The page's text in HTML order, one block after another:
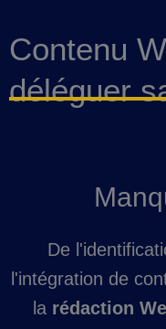
Contenu
déléguer
De
l'intégration de
la rédaction